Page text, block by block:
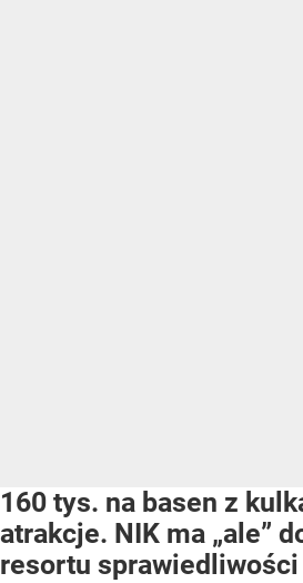
160 tys. na basen z
atrakcje. NIK ma „ale”
resortu sprawiedliwości